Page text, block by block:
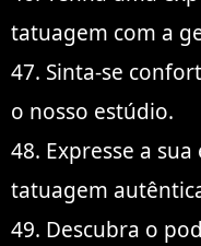
tatuagem com a
47. Sinta-se
o nosso estúdio.
48. Expresse a
tatuagem
49. Descubra o